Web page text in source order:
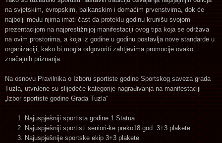
na svjetskim, evropskim, balkanskim i domaćim prvenstvima, dok će
najbolji među njima imati čast da proteklu godinu krunišu svojom
prezentacijom na najprestižnijoj manifestaciji ovog tipa koja se održava
na ovim prostorima, a koja iz godine u godinu postavlja nove standarde u
organizaciji, kako bi mogla odgovoriti zahtjevima promocije ovako
značajnih priznanja.
Na osnovu Pravilnika o Izboru sportiste godine Sportskog saveza grada
Tuzla, utvrđene su slijedeće kategorije nagrađivanja na manifestaciji
„Izbor sportiste godine Grada Tuzla“
Najuspješniji sportista godine 1 Statua
Najuspješniji sportisti seniori-ke preko18 god. 3+3 plakete
Najuspješnije sportske ekip 3+3 plakete